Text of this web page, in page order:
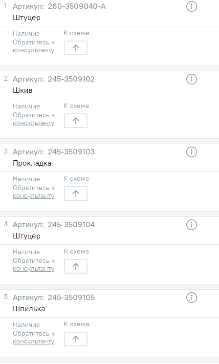
1
260-3509040-А
Штуцер
Наличие
Обратитесь к
консультанту
К схеме
2
245-3509102
Шкив
Наличие
Обратитесь к
консультанту
К схеме
3
245-3509103
Прокладка
Наличие
Обратитесь к
консультанту
К схеме
4
245-3509104
Штуцер
Наличие
Обратитесь к
консультанту
К схеме
5
245-3509105
Шпилька
Наличие
Обратитесь к
консультанту
К схеме